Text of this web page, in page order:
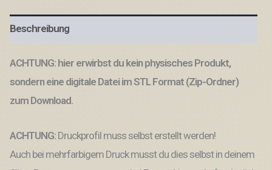
Bilderrahmen
Sommer
zum
personalisieren
Retro
3D-
Datei
Beschreibung
ACHTUNG: hier erwirbst du kein physisches Produkt,
sondern eine digitale Datei im STL Format (Zip-Ordner)
zum Download.
ACHTUNG: Druckprofil muss selbst erstellt werden!
Auch bei mehrfarbigem Druck musst du dies selbst in deinem